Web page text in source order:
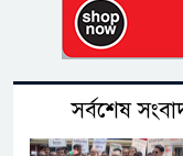
সর্বশেষ